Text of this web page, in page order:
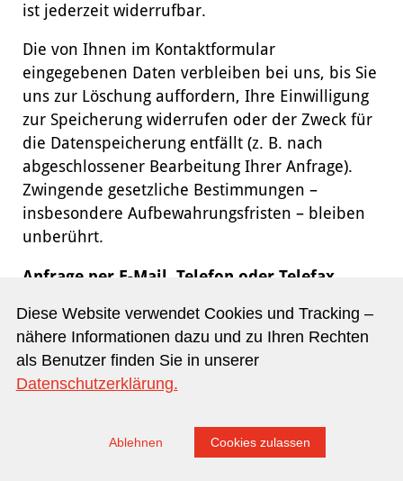
ist jederzeit widerrufbar.
Die von Ihnen im Kontaktformular
eingegebenen Daten verbleiben bei uns, bis Sie
uns zur Löschung auffordern, Ihre Einwilligung
zur Speicherung widerrufen oder der Zweck für
die Datenspeicherung entfällt (z. B. nach
abgeschlossener Bearbeitung Ihrer Anfrage).
Zwingende gesetzliche Bestimmungen –
insbesondere Aufbewahrungsfristen – bleiben
unberührt.
Anfrage per E-Mail, Telefon oder Telefax
Wenn Sie uns per E-Mail, Telefon oder Telefax
kontaktieren, wird Ihre Anfrage inklusive aller
daraus hervorgehenden personenbezogenen
Daten (Name, Anfrage) zum Zwecke der
gespeichert und verarbeitet. Diese Daten geben
wir nicht ohne Ihre Einwilligung weiter.
Diese Website verwendet Cookies und Tracking –
nähere Informationen dazu und zu Ihren Rechten
als Benutzer finden Sie in unserer
Datenschutzerklärung.
Ablehnen Cookies zulassen